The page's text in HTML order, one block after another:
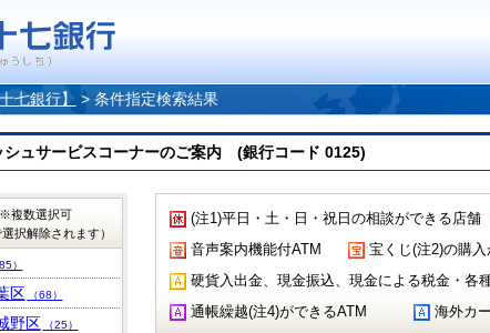
七銀行】 > 条件指定検索結果
シュサービスコーナーのご案内 (銀行コード 0125)
(注1)平日・土・日・祝日の相談ができる店舗
音声案内機能付ATM
宝くじ(注2)の購入
硬貨入出金、現金振込、現金による税金・各
通帳繰越(注4)ができるATM
海外カ
複数選択可
択解除されます）
）
区 （68）
野区 （25）